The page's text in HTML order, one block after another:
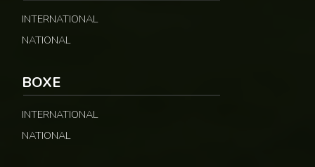
INTERNATIONAL
NATIONAL
BOXE
INTERNATIONAL
NATIONAL